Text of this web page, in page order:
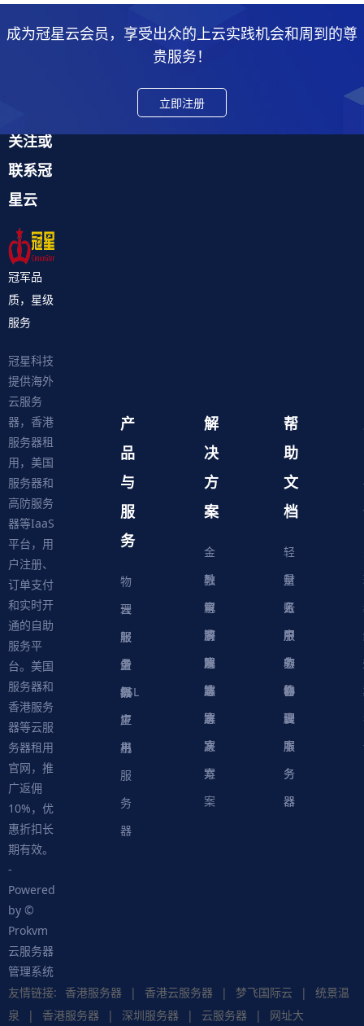
成为冠星云会员，享受出众的上云实践机会和周到的尊
贵服务！
立即注册
关注或
联系冠
星云
冠军品
质，星级
服务
冠星科技
提供海外
云服务
器，香港
服务器租
用，美国
服务器和
高防服务
器等IaaS
平台，用
户注册、
订单支付
和实时开
通的自助
服务平
台。美国
服务器和
香港服务
器等云服
务器租用
官网，推
广返佣
10%，优
惠折扣长
期有效。
-
Powered
by ©
Prokvm
云服务器
管理系统
产
品
与
服
务
物
理
服
务
器
云
服
务
器
轻
量
级
应
用
服
务
器
虚
拟
主
机
SSL
证
书
解
决
方
案
金
融
解
决
方
案
教
育
解
决
方
案
电
商
解
决
方
案
游
戏
解
决
方
案
网
站
解
决
方
案
帮
助
文
档
轻
量
云
服
务
器
财
务
中
心
账
户
中
心
服
务
协
议
软
件
脚
本
物
理
服
务
器
云
服
务
器
友情链接: 香港服务器 | 香港云服务器 | 梦飞国际云 |
统景温
泉
| 香港服务器 | 深圳服务器 | 云服务器 | 网址大